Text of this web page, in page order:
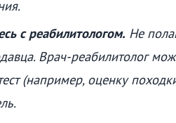
с реабилитологом. Не
Врач-реабилитолог
(например, оценку